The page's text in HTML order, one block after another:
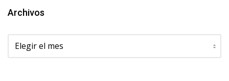
Archivos
Archivos